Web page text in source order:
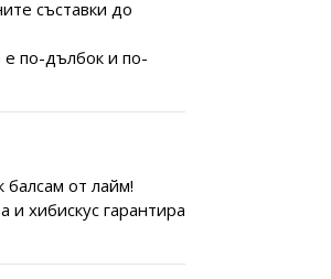
съставки до
е по-дълбок и по-
от лайм!
хибискус гарантира